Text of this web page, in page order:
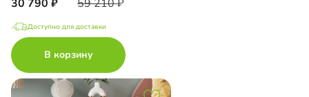
30 790 59 210
Доступно для доставки
В корзину